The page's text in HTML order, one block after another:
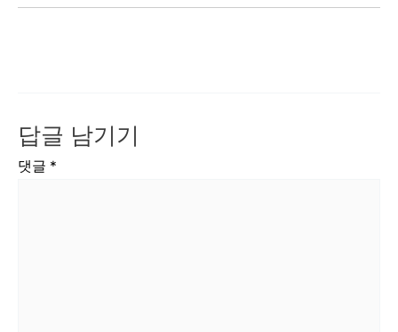
답글 남기기
댓글 *